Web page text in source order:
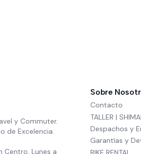
y Commuter.
de Excelencia.
Centro. Lunes a
Sobre
Contacto
TALLER |
Despachos y
Garantías y